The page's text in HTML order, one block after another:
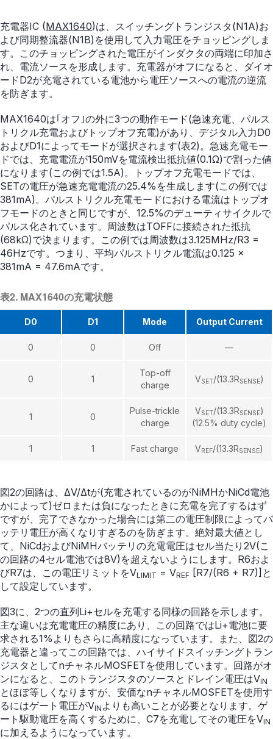
充電器IC (MAX1640)は、スイッチングトランジスタ(N1A)お
よび同期整流器(N1B)を使用して入力電圧をチョッピングしま
す。このチョッピングされた電圧がインダクタの両端に印加さ
れ、電流ソースを形成します。充電器がオフになると、ダイオ
ードD2が充電されている電池から電圧ソースへの電流の逆流
を防ぎます。
MAX1640は｢オフ｣の外に3つの動作モード(急速充電、パルス
トリクル充電およびトップオフ充電)があり、デジタル入力D0
およびD1によってモードが選択されます(表2)。急速充電モー
ドでは、充電電流が150mVを電流検出抵抗値(0.1Ω)で割った値
になります(この例では1.5A)。トップオフ充電モードでは、
SETの電圧が急速充電電流の25.4%を生成します(この例では
381mA)。パルストリクル充電モードにおける電流はトップオ
フモードのときと同じですが、12.5%のデューティサイクルで
パルス化されています。周波数はTOFFに接続された抵抗
(68kΩ)で決まります。この例では周波数は3.125MHz/R3 =
46Hzです。つまり、平均パルストリクル電流は0.125 ×
381mA = 47.6mAです。
表2. MAX1640の充電状態
D0 D1 Mode Output Current
0 0 Off —
0 1
Top-off
charge
VSET/(13.3RSENSE)
1 0
Pulse-trickle
charge
VSET/(13.3RSENSE)
(12.5% duty cycle)
1 1 Fast charge V REF/(13.3RSENSE)
図2の回路は、ΔV/Δtが(充電されているのがNiMHかNiCd電池
かによって)ゼロまたは負になったときに充電を完了するはず
ですが、完了できなかった場合には第二の電圧制限によってバ
ッテリ電圧が高くなりすぎるのを防ぎます。絶対最大値とし
て、NiCdおよびNiMHバッテリの充電電圧はセル当たり2V(こ
の回路の4セル電池では8V)を超えないようにします。R6およ
びR7は、この電圧リミットをVLIMIT = VREF [R7/(R6 + R7)]と
して設定しています。
図3に、2つの直列Li+セルを充電する同様の回路を示します。
主な違いは充電電圧の精度にあり、この回路ではLi+電池に要
求される1%よりもさらに高精度になっています。また、図2の
充電器と違ってこの回路では、ハイサイドスイッチングトラン
ジスタとしてnチャネルMOSFETを使用しています。回路がオ
ンになると、このトランジスタのソースとドレイン電圧はVIN
とほぼ等しくなりますが、安価なnチャネルMOSFETを使用す
るにはゲート電圧がVIN よりも高いことが必要となります。ゲ
ート駆動電圧を高くするために、C7を充電してその電圧をVIN
に加えるようになっています。